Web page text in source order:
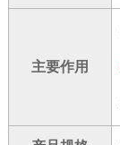
主要作用